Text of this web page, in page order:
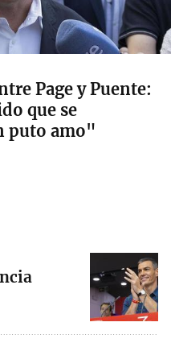
Page y Puente:
que se
puto amo"